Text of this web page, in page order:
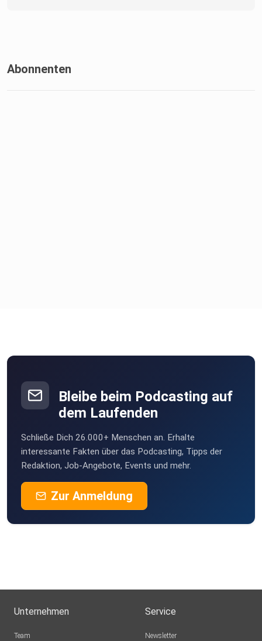
Abonnenten
Bleibe beim Podcasting auf
dem Laufenden
Schließe Dich 26.000+ Menschen an. Erhalte
interessante Fakten über das Podcasting, Tipps der
Redaktion, Job-Angebote, Events und mehr.
Zur Anmeldung
Unternehmen
Team
Service
Newsletter